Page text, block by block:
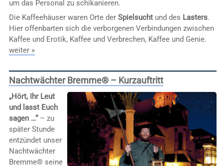
um das Personal zu schikanieren.
Die Kaffeehäuser waren Orte der Spielsuchtund des Lasters.
Hier offenbarten sich die verborgenen Verbindungen zwischen
Kaffee und Erotik, Kaffee und Verbrechen, Kaffee und Genie.
weiter »
Nachtwächter Bremme® – Kurzauftritt
„Hört, Ihr Leut
und lasst Euch
sagen …“– zu
später Stunde
entzündet unser
Nachtwächter
Bremme® seine